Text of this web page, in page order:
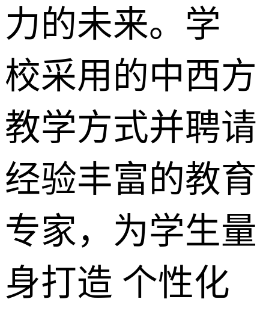
力的未来。学
校采用的中西方
教学方式并聘请
经验丰富的教育
专家，为学生量
身打造 个性化